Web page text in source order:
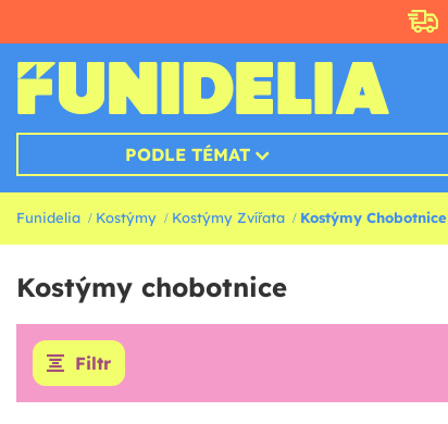
PODLE TÉMAT
Funidelia Kostýmy Kostýmy Zvířata Kostýmy Chobotnice
Kostýmy chobotnice
Filtr